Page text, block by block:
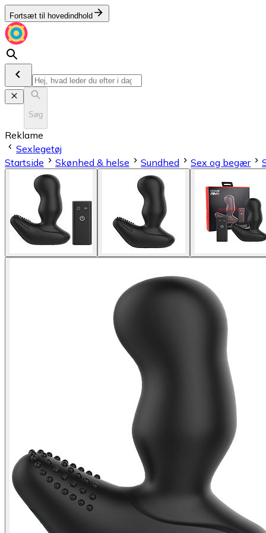
Fortsæt til hovedindhold
Søg
Reklame
Sexlegetøj
Startside
Skønhed & helse Sundhed Sex og begær